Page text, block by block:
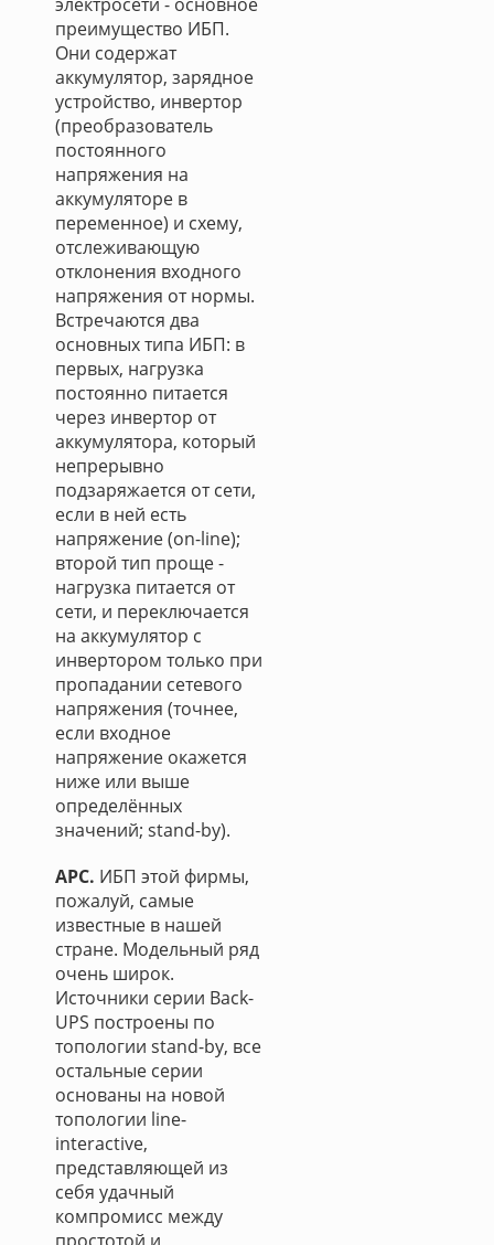
преимущество ИБП.
Они содержат
аккумулятор, зарядное
устройство, инвертор
(преобразователь
постоянного
напряжения на
аккумуляторе в
переменное) и схему,
отслеживающую
отклонения входного
напряжения от нормы.
Встречаются два
основных типа ИБП: в
первых, нагрузка
постоянно питается
через инвертор от
аккумулятора, который
непрерывно
подзаряжается от сети,
если в ней есть
напряжение (on-line);
второй тип проще -
нагрузка питается от
сети, и переключается
на аккумулятор с
инвертором только при
пропадании сетевого
напряжения (точнее,
если входное
напряжение окажется
ниже или выше
определённых
значений; stand-by).
APC. ИБП этой фирмы,
пожалуй, самые
известные в нашей
стране. Модельный ряд
очень широк.
Источники серии Back-
UPS построены по
топологии stand-by, все
остальные серии
основаны на новой
топологии line-
interactive,
представляющей из
себя удачный
компромисс между